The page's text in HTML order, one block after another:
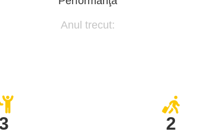
Anul trecut:
2